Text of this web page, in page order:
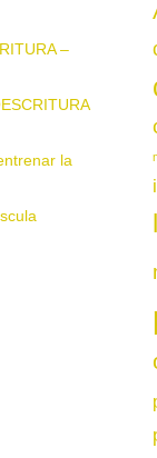
–
la